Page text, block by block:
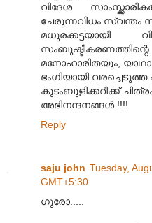
വിദേശ
ചേരുന്നവിധം സ്വന്തം
മധുരക്കട്ടയായി
സംബുഷ്ടീകരണത്തിന്റെ
മനോഹാരിതയും,
ഭംഗിയായി
കുടംബുളിക്കറിക്ക്
അഭിനന്ദനങ്ങള്‍ !!!!
Reply
saju john Tuesday,
GMT+5:30
ഗുരോ.....